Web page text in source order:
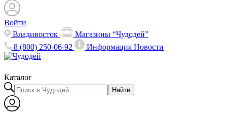
Войти
Владивосток
Магазины “Чудодей”
8 (800) 250-06-92
ИнформацияНовости
Каталог
Найти